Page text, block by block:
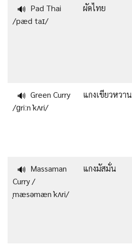
🔊 Pad Thai
/pæd taɪ/
ผัดไทย
🔊 Green Curry
/ɡriːn ˈkʌri/
แกงเขียวหวาน
🔊 Massaman
Curry /
ˌmæsəmæn ˈkʌri/
แกงมัสมั่น